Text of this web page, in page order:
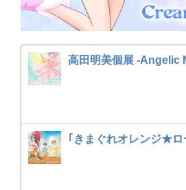
高田明美個展 -
｢きまぐれオレンジ★ロ